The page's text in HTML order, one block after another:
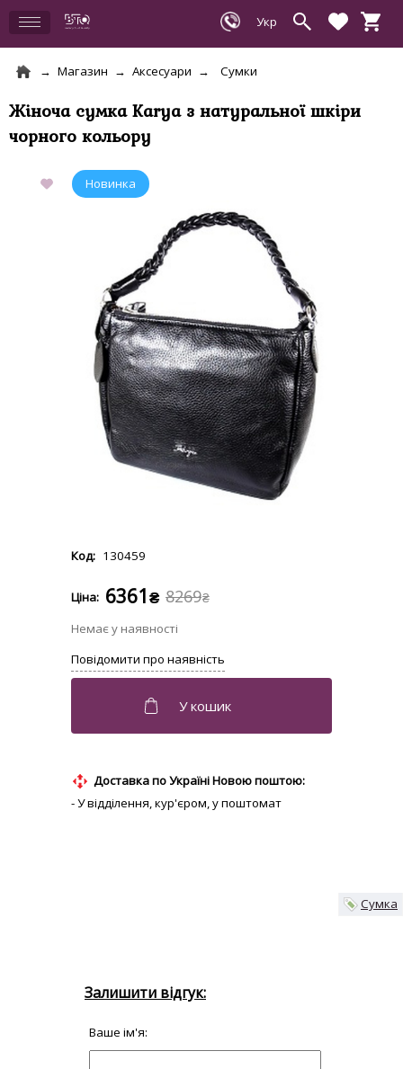
Магазин Аксесуари Сумки
Жіноча сумка Karya з натуральної шкіри
чорного кольору
130459
8269₴
6361₴
Доставка по Україні Новою поштою:
- У відділення, кур'єром, у поштомат
Сумка